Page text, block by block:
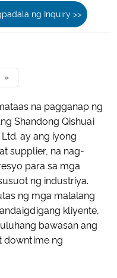
ng Inquiry >>
»
na pagganap ng
Shandong Qishuai
ay ang iyong
supplier, na nag-
para sa mga
ng industriya.
ng mga malalang
kliyente,
bawasan ang
downtime ng